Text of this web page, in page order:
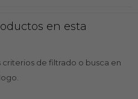
en esta
de filtrado o busca en